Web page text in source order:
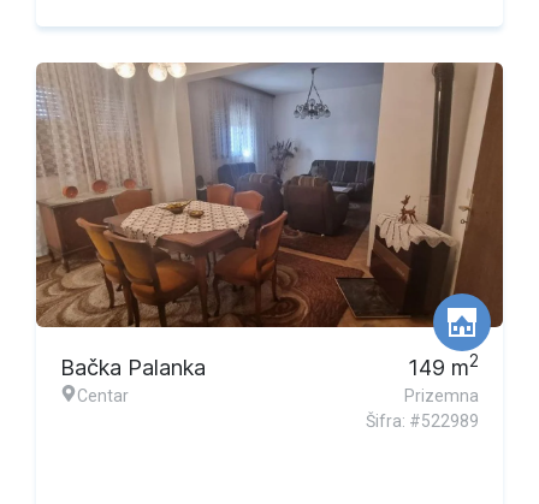
Bačka Palanka
Centar
149 m2
Prizemna
Šifra: #522989